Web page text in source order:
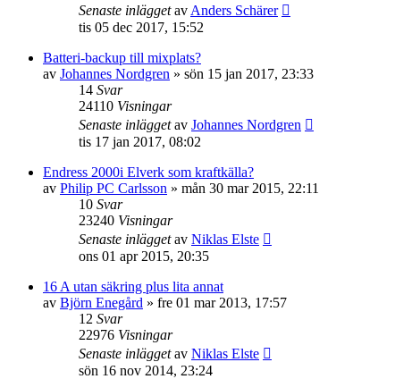
Senaste inläggetav Anders Schärer
tis 05 dec 2017, 15:52
Batteri-backup till mixplats?
av Johannes Nordgren » sön 15 jan 2017, 23:33
14 Svar
24110 Visningar
Senaste inläggetav Johannes Nordgren
tis 17 jan 2017, 08:02
Endress 2000i Elverk som kraftkälla?
av Philip PC Carlsson » mån 30 mar 2015, 22:11
10 Svar
23240 Visningar
Senaste inläggetav Niklas Elste
ons 01 apr 2015, 20:35
16 A utan säkring plus lita annat
av Björn Enegård » fre 01 mar 2013, 17:57
12 Svar
22976 Visningar
Senaste inläggetav Niklas Elste
sön 16 nov 2014, 23:24